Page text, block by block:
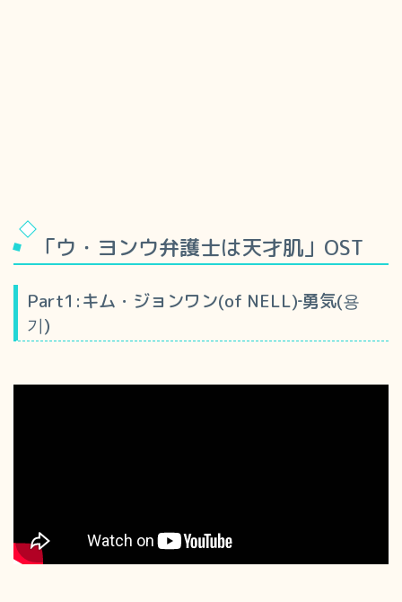
「ウ・ヨンウ弁護士は天才肌」OST
Part1:キム・ジョンワン(of NELL)‐勇気(용
기)